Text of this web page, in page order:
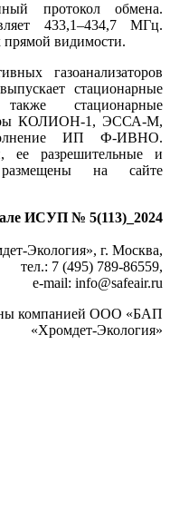
протокол обмена.
433,1–434,7 МГц.
прямой видимости.
газоанализаторов
стационарные
стационарные
КОЛИОН‑1, ЭССА-М,
ИП ­Ф‑ИВНО.
ее разрешительные и
размещены на сайте
ИСУП № 5(113)_2024
Экология», г. Москва,
тел.: 7 (495) 789-86559,
e-mail: info@safeair.ru
компанией ООО «БАП
«Хромдет-Экология»